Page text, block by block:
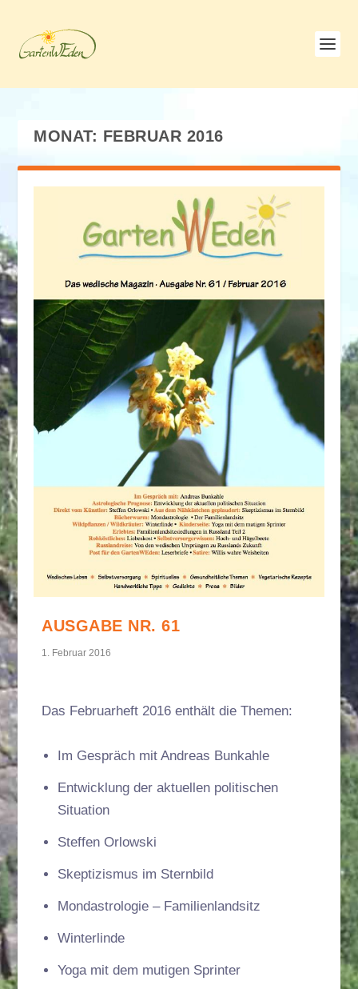
MONAT: FEBRUAR 2016
AUSGABE NR. 61
1. Februar 2016
Das Februarheft 2016 enthält die Themen:
Im Gespräch mit Andreas Bunkahle
Entwicklung der aktuellen politischen
Situation
Steffen Orlowski
Skeptizismus im Sternbild
Mondastrologie – Familienlandsitz
Winterlinde
Yoga mit dem mutigen Sprinter